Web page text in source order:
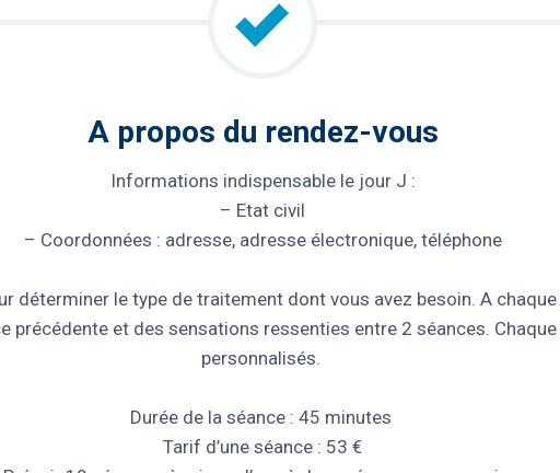
A propos du rendez-vous
Informations indispensable le jour J :
– Etat civil
– Coordonnées : adresse, adresse électronique, téléphone
déterminer le type de traitement dont vous avez besoin. A chaque
et des sensations ressenties entre 2 séances.
personnalisés.
Durée de la séance : 45 minutes
Tarif d’une séance : 53 €